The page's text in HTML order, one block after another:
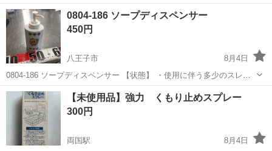
がきれいだと思います。が、気になる方はご遠慮ください。
https://amzn.asia/d/03KJ9KMi こちらと同じものだと思います。
東京 武蔵野市 家庭用品
0804-186 ソープディスペンサー
450円
八王子市
8月4日
0804-186 ソープディスペンサー 【状態】 ・使用に伴う多少のスレ、
キズ、落としきれない汚れなどございます ・詳細は現地でご確認くだ
さい ・お値引きは出来かねますのでご了承願います ※中古品のため、
東京 八王子市 家庭用品 ディスペンサー
【未使用品】強力 くもり止めスプレー
300円
両国駅
8月4日